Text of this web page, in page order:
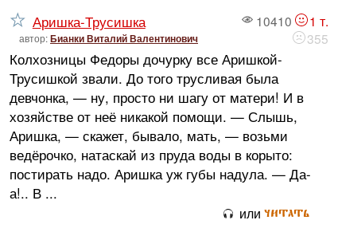
10410
1 т.
355
Аришка-Трусишка
автор:Бианки Виталий Валентинович
Колхозницы Федоры дочурку все Аришкой-
Трусишкой звали. До того трусливая была
девчонка, — ну, просто ни шагу от матери! И в
хозяйстве от неё никакой помощи. — Слышь,
Аришка, — скажет, бывало, мать, — возьми
ведёрочко, натаскай из пруда воды в корыто:
постирать надо. Аришка уж губы надула. — Да-
а!.. В ...
или читать